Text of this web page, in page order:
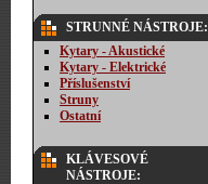
STRUNNÉ NÁSTROJE:
Kytary - Akustické
Kytary - Elektrické
Příslušenství
Struny
Ostatní
KLÁVESOVÉ
NÁSTROJE: